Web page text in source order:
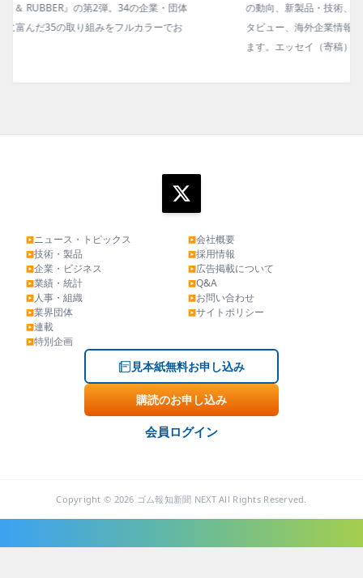
の動向、新製品・技術、原材料動向、設備・機械の紹介、イン
タビュー、海外企業情報、統計などをコンパクトに掲載してい
▶ ニュース・トピックス
▶ 技術・製品
▶ 企業・ビジネス
▶ 業績・統計
▶ 人事・組織
▶ 業界団体
▶ 連載
▶ 特別企画
▶ 会社概要
▶ 採用情報
▶ 広告掲載について
▶ Q&A
▶ お問い合わせ
▶ サイトポリシー
見本紙無料お申し込み
購読のお申し込み
会員ログイン
Copyright © 2026 ゴム報知新聞 NEXT All Rights Reserved.